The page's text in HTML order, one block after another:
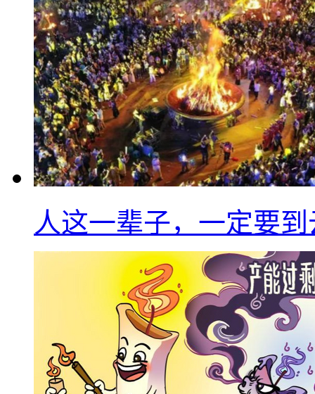
人这一辈子，一定要